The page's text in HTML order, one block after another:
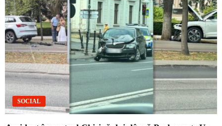
SOCIAL